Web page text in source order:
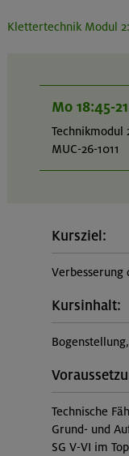
Klettertechnik Modul
Mo 18:45-
MUC-26-1011
Kursziel:
Verbesserung
Kursinhalt:
Technische
Grund- und
SG V-VI im